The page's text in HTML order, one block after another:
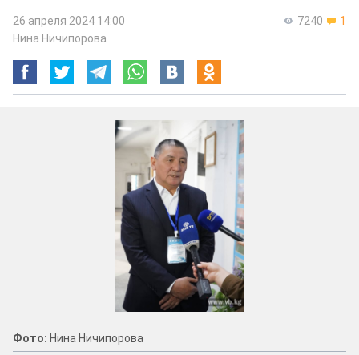
7240 1
26 апреля 2024 14:00
Нина Ничипорова
Фото: Нина Ничипорова